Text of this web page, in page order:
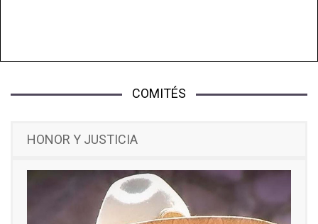
COMITÉS
HONOR Y JUSTICIA